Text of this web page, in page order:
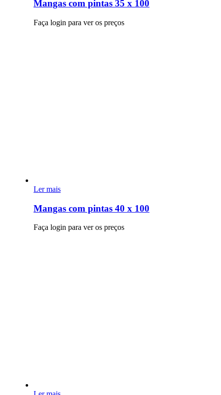
Mangas com pintas 35 x 100
Faça login para ver os preços
Ler mais
Mangas com pintas 40 x 100
Faça login para ver os preços